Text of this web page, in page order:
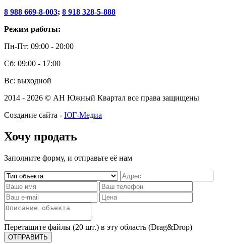
8 988 669-8-003; 8 918 328-5-888
Режим работы:
Пн-Пт: 09:00 - 20:00
Сб: 09:00 - 17:00
Вс: выходной
2014 - 2026 © АН Южный Квартал все права защищены
Создание сайта - ЮГ-Медиа
Хочу продать
Заполните форму, и отправьте её нам
Перетащите файлы (20 шт.) в эту область (Drag&Drop)
ОТПРАВИТЬ